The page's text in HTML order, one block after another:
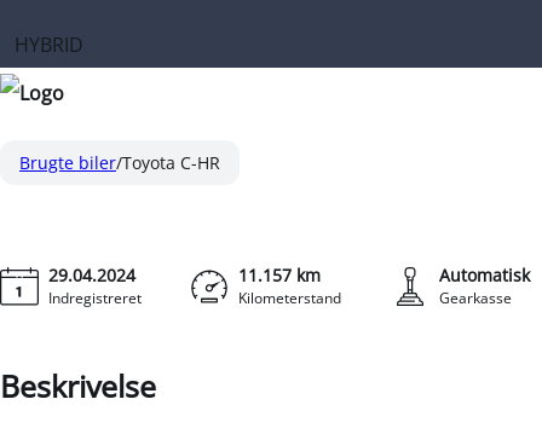
2,0 Plugin-hybrid Style Smart Bi-tone E-CVT 223HK 5d
Brugte biler Toyota C-HR
HYBRID
Indregistreret
29.04.2024
Kilometerstand
11.157 km
Gearkasse
Automatisk
Beskrivelse